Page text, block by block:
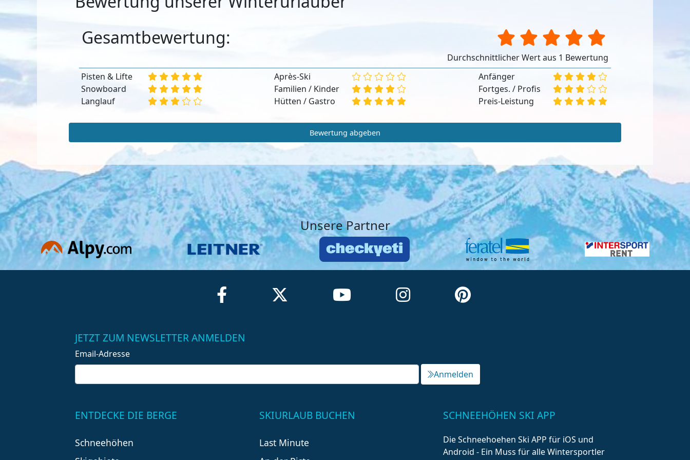
Gesamtbewertung:
Durchschnittlicher Wert aus 1 Bewertung
Pisten & Lifte
Snowboard
Langlauf
Après-Ski
Familien / Kinder
Hütten / Gastro
Anfänger
Fortges. / Profis
Preis-Leistung
Bewertung abgeben
Unsere Partner
JETZT ZUM NEWSLETTER ANMELDEN
Email-Adresse
Anmelden
ENTDECKE DIE BERGE
Schneehöhen
SKIURLAUB BUCHEN
Last Minute
SCHNEEHÖHEN SKI APP
Die Schneehoehen Ski APP für iOS und
Android - Ein Muss für alle Wintersportler